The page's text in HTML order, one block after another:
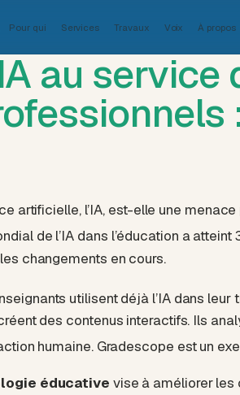
Pour qui Services Travaux Voix À propos
au service
artificielle, l’IA, est-elle une
de l’IA dans l’éducation a
changements en cours.
utilisent déjà l’IA dans leur
des contenus interactifs. Ils
humaine. Gradescope est un
éducative vise à améliorer les